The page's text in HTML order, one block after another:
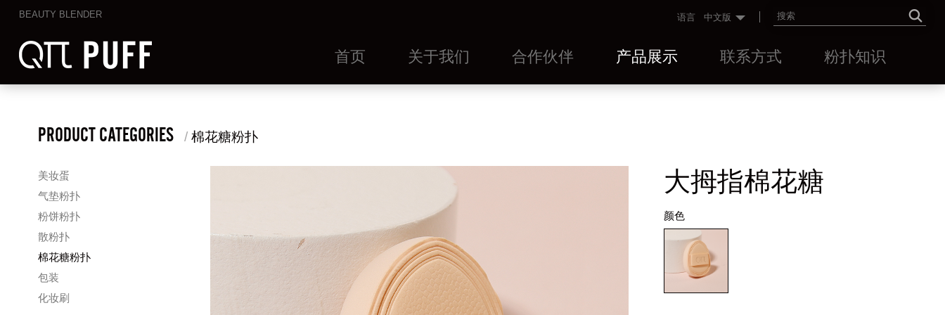
BEAUTY BLENDER 语言 中文版
首页 关于我们 合作伙伴 产品展示 联系方式 粉扑知识
PRODUCT CATEGORIES/ 棉花糖粉扑
美妆蛋
气垫粉扑
粉饼粉扑
散粉扑
棉花糖粉扑
包装
化妆刷
大拇指棉花糖
颜色